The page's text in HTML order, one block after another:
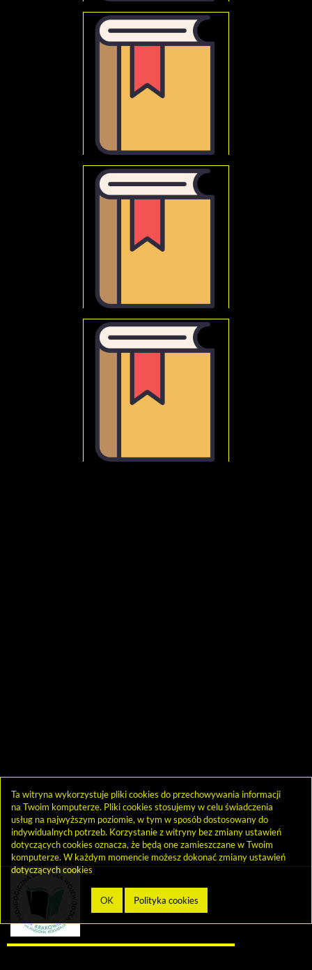
Karl Jaspers : filozofia wobec wojny i pokoju
Rudziński, Roman
Człowiek w obliczu nieskończoności : metafizyka i egzystencja w
filozofii Karla Jaspersa
Karl Jaspers : filozofia wolności
Ta witryna wykorzystuje pliki cookies do przechowywania informacji
na Twoim komputerze. Pliki cookies stosujemy w celu świadczenia
usług na najwyższym poziomie, w tym w sposób dostosowany do
indywidualnych potrzeb. Korzystanie z witryny bez zmiany ustawień
dotyczących cookies oznacza, że będą one zamieszczane w Twoim
komputerze. W każdym momencie możesz dokonać zmiany ustawień
dotyczących cookies